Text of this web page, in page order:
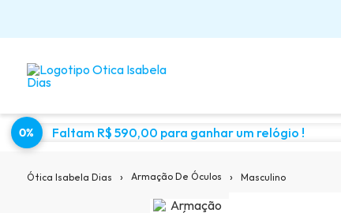
0% Faltam R$ 590,00 para ganhar um relógio !
Ótica Isabela Dias › Armação De Óculos › Masculino